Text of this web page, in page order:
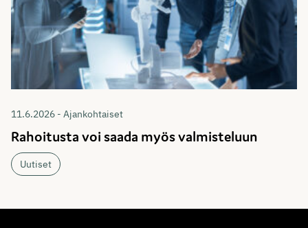
11.6.2026 - Ajankohtaiset
Rahoitusta voi saada myös valmisteluun
Uutiset